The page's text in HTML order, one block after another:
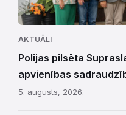
AKTUĀLI
Polijas pilsēta
apvienības
5. augusts, 2026.